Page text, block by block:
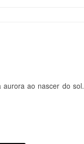
aurora ao nascer do sol.